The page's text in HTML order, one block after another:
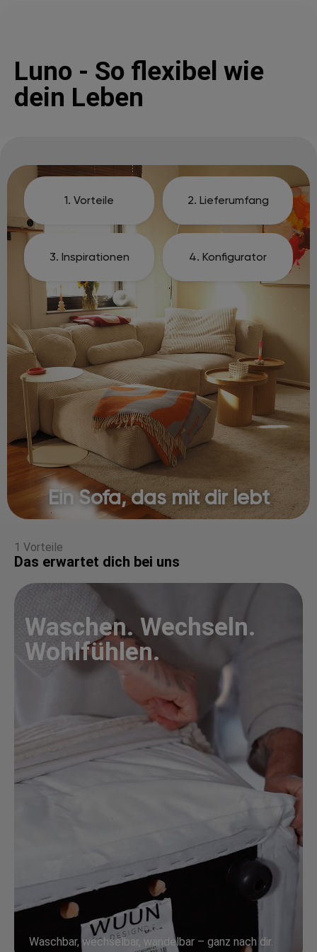
Luno - So flexibel wie
dein Leben
1. Vorteile 2. Lieferumfang
3. Inspirationen 4. Konfigurator
Ein Sofa, das mit dir lebt
1 Vorteile
Das erwartet dich bei uns
Waschen. Wechseln.
Wohlfühlen.
Waschbar, wechselbar, wandelbar – ganz nach dir.